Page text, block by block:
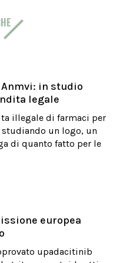
in studio
legale
illegale di farmaci per
un logo, un
di quanto fatto per le
europea
upadacitinib